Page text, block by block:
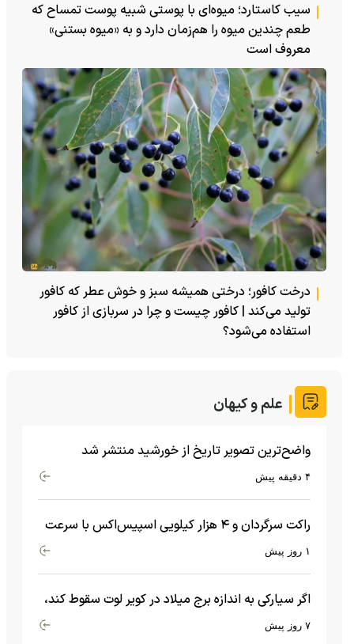
سیب کاستارد؛ میوه‌ای با پوستی شبیه پوست تمساح که
طعم چندین میوه را هم‌زمان دارد و به «میوه بستنی»
معروف است
درخت کافور؛ درختی همیشه سبز و خوش عطر که کافور
تولید می‌کند | کافور چیست و چرا در سربازی از کافور
استفاده می‌شود؟
علم و کیهان
واضح‌ترین تصویر تاریخ از خورشید منتشر شد
۴ دقیقه پیش
راکت سرگردان و ۴ هزار کیلویی اسپیس‌اکس با سرعت
هشت هزار و ۶۹۰ کیلومتر در ساعت به ماه برخورد کرد۱ روز پیش
اگر سیارکی به اندازه برج میلاد در کویر لوت سقوط کند،
چه اتفاقی می‌افتد؟
۷ روز پیش